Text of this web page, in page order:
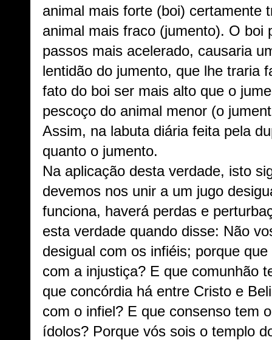
animal mais forte (boi) certamente
animal mais fraco (jumento). O boi
passos mais acelerado, causaria
lentidão do jumento, que lhe traria
fato do boi ser mais alto que o
pescoço do animal menor (o
Assim, na labuta diária feita pela
quanto o jumento.
Na aplicação desta verdade, isto
devemos nos unir a um jugo
funciona, haverá perdas e
esta verdade quando disse: Não
desigual com os infiéis; porque
com a injustiça? E que comunhão
que concórdia há entre Cristo e
com o infiel? E que consenso tem
ídolos? Porque vós sois o templo